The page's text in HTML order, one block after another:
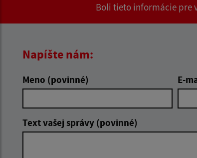
Boli tieto informácie pre
Napíšte nám:
Meno (povinné) E-
Text vašej správy (povinné)